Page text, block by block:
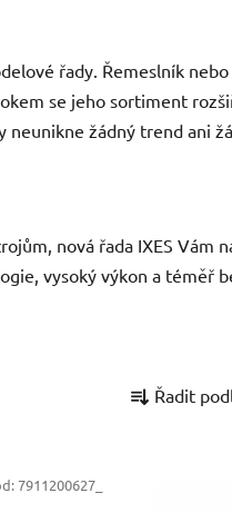
řady. Řemeslník
se jeho sortiment
žádný trend ani
nová řada IXES Vám
vysoký výkon a téměř
a Řadit
7911200627_